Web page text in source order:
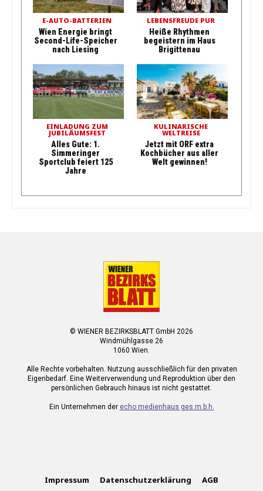
E-AUTO-BATTERIEN
Wien Energie bringt
Second-Life-Speicher
nach Liesing
LEBENSFREUDE PUR
Heiße Rhythmen
begeistern im Haus
Brigittenau
EINLADUNG ZUM
JUBILÄUMSFEST
Alles Gute: 1.
Simmeringer
Sportclub feiert 125
Jahre
KULINARISCHE
WELTREISE
Jetzt mit ORF extra
Kochbücher aus aller
Welt gewinnen!
© WIENER BEZIRKSBLATT GmbH 2026
Windmühlgasse 26
1060 Wien.
Alle Rechte vorbehalten. Nutzung ausschließlich für den privaten
Eigenbedarf. Eine Weiterverwendung und Reproduktion über den
persönlichen Gebrauch hinaus ist nicht gestattet.
Ein Unternehmen der echo medienhaus ges.m.b.h.
Impressum Datenschutzerklärung AGB